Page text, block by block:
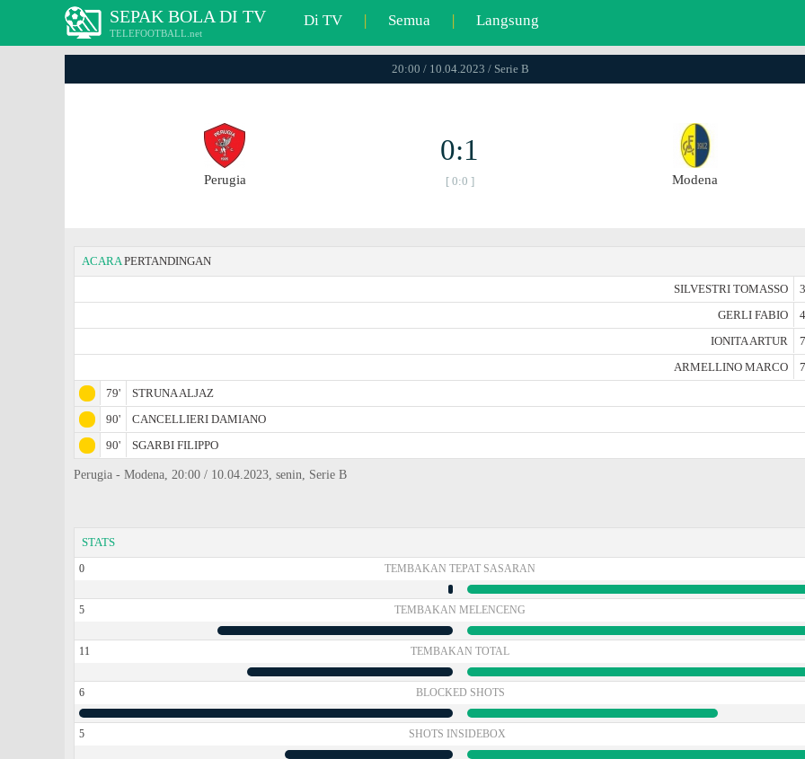
SEPAK BOLA DI TV
TELEFOOTBALL.net
Di TV | Semua | Langsung
20:00 / 10.04.2023 / Serie B
Perugia
0:1
[ 0:0 ] Modena
ACARAPERTANDINGAN
SILVESTRI TOMASSO
GERLI FABIO
IONITA ARTUR
ARMELLINO MARCO
79'
STRUNA ALJAZ
90'
CANCELLIERI DAMIANO
90'
SGARBI FILIPPO
Perugia - Modena, 20:00 / 10.04.2023, senin, Serie B
STATS
0 TEMBAKAN TEPAT SASARAN
5 TEMBAKAN MELENCENG
11 TEMBAKAN TOTAL
6 BLOCKED SHOTS
5 SHOTS INSIDEBOX